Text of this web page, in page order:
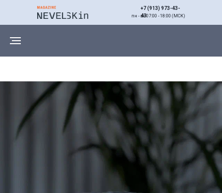
+7 (913) 973-43-
43
пн - вс 07:00 - 18:00 (МСК)